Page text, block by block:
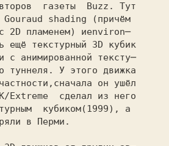
газеты  Buzz. Тут
2D пламенем) и
ещё текстурный 3D кубик
с анимированной тексту─
туннеля. У этого движка
он ушёл
Extreme  сделал из него
кубиком
в Перми.